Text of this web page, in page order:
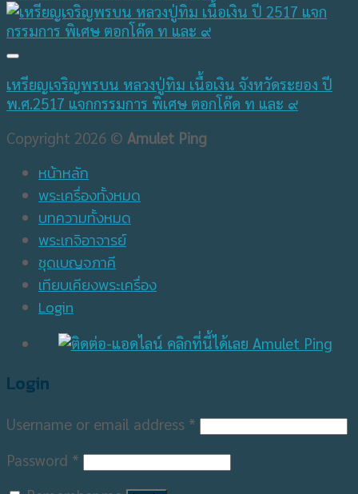
เหรียญเจริญพรบน หลวงปู่ทิม เนื้อเงิน จังหวัดระยอง ปี
พ.ศ.2517 แจกกรรมการ พิเศษ ตอกโค๊ด ท และ ๙
Copyright 2026 © Amulet Ping
หน้าหลัก
พระเครื่องทั้งหมด
บทความทั้งหมด
พระเกจิอาจารย์
ชุดเบญจภาคี
เทียบเคียงพระเครื่อง
Login
Login
Username or email address *
Password *